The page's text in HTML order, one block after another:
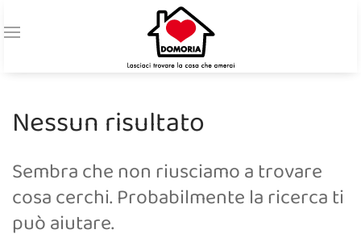
Nessun risultato
Sembra che non riusciamo a trovare
cosa cerchi. Probabilmente la ricerca ti
può aiutare.